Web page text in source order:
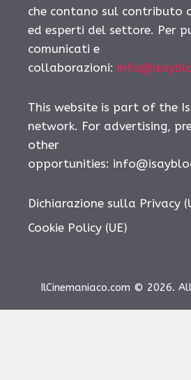
che contano sul contributo
ed esperti del settore. Per
comunicati e
collaborazioni:
This website is part of the
network. For advertising,
other
opportunities:
Dichiarazione sulla Privacy
Cookie Policy (UE)
IlCinemaniaco.com © 2026.